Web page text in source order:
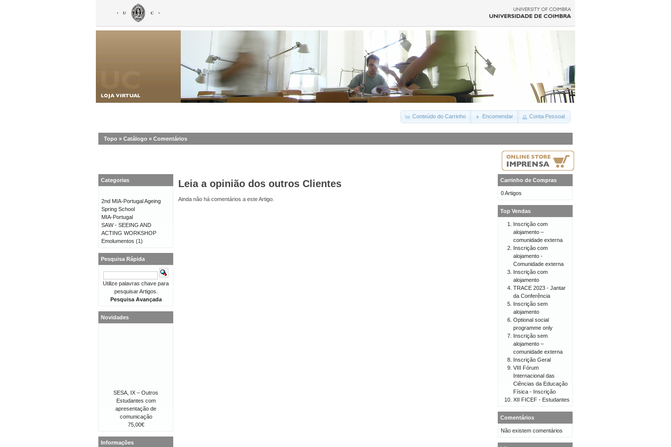
Conteúdo do Carrinho Encomendar Conta Pessoal
Topo » Catálogo » Comentários
Leia a opinião dos outros Clientes
Ainda não há comentários a este Artigo.
Categorias
2nd MIA-Portugal Ageing
Spring School
MIA-Portugal
SAW - SEEING AND
ACTING WORKSHOP
Emolumentos (1)
Pesquisa Rápida
Utilize palavras chave para
pesquisar Artigos.
Pesquisa Avançada
Novidades
SESA, IX – Outros
Estudantes com
apresentação de
comunicação
75,00€
Informações
Carrinho de Compras
0 Artigos
Top Vendas
Inscrição com
alojamento –
comunidade externa
Inscrição com
alojamento -
Comunidade externa
Inscrição com
alojamento
TRACE 2023 - Jantar
da Conferência
Inscrição sem
alojamento
Optional social
programme only
Inscrição sem
alojamento –
comunidade externa
Inscrição Geral
VIII Fórum
Internacional das
Ciências da Educação
Física - Inscrição
XII FICEF - Estudantes
Comentários
Não existem comentários